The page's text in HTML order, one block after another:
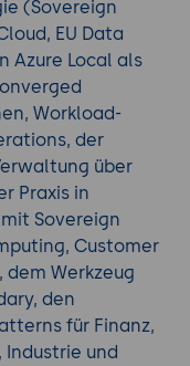
weiterenAzure
(Sovereign
EU Data
Azure Local als
Workload-
der
über
Praxis in
Sovereign
Customer
dem Werkzeug
den
für Finanz,
und